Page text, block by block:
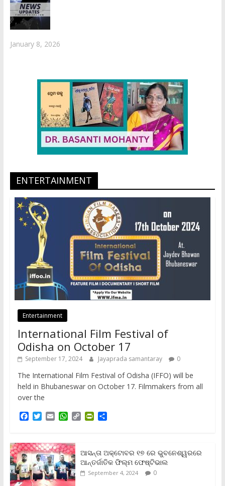
January 8, 2026
ENTERTAINMENT
Entertainment
International Film Festival of
Odisha on October 17
September 17, 2024 Jayaprada samantaray 0
The International Film Festival of Odisha (IFFO) will be
held in Bhubaneswar on October 17. Filmmakers from all
over the
F
e
b
o
o
k
T
t
t
e
r
E
i
l
W
t
s
A
p
p
C
L
i
n
k
P
t
F
r
i
S
e
ଆସନ୍ତା ଅକ୍ଟୋବର ୧୭ ରେ ଭୁବନେଶ୍ୱରରେ
ଆନ୍ତର୍ଜାତିକ ଫିଲ୍ମ ଫେଷ୍ଟିଭାଲ
September 4, 2024 0